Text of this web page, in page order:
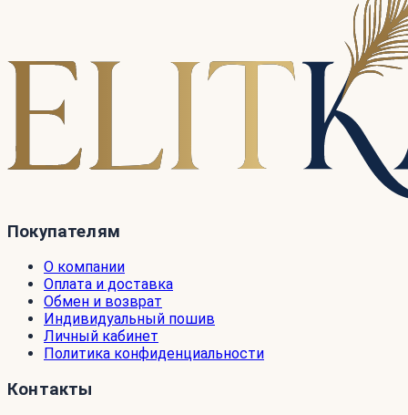
Покупателям
О компании
Оплата и доставка
Обмен и возврат
Индивидуальный пошив
Личный кабинет
Политика конфиденциальности
Контакты